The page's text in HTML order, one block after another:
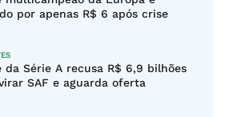
por apenas R$ 6 após crise
da Série A recusa R$ 6,9 bilhões
SAF e aguarda oferta